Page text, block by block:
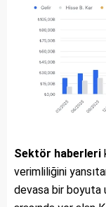
Sektör haberleri
verimliliğini
devasa bir boyuta